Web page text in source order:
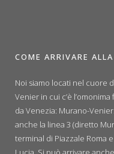
COME ARRIVARE
Noi siamo locati nel cuore
Venier in cui c’è
da Venezia: Murano-
anche la linea 3 (diretto
terminal di Piazzale Roma